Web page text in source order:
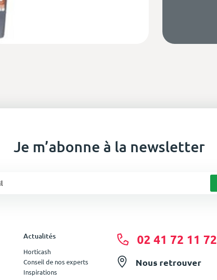
Je m’abonne à la newsletter
02 41 72 11 72
Nous retrouver
Actualités
Horticash
Conseil de nos experts
Inspirations